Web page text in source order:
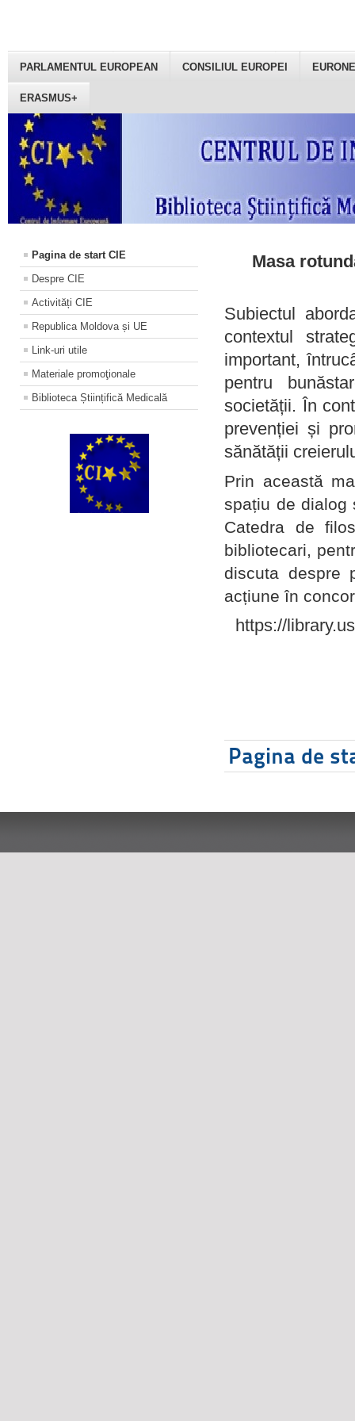
PARLAMENTUL EUROPEAN CONSILIUL EUROPEI
ERASMUS+
Pagina de start CIE
Despre CIE
Activități CIE
Republica Moldova și UE
Link-uri utile
Materiale promoţionale
Biblioteca Științifică Medicală
Masa
Subiectul
contextul
important,
pentru
societății. În
prevenției și
sănătății
Prin această
spațiu de dialog
Catedra de
bibliotecari,
discuta despre
acțiune în
https://
Pagina de